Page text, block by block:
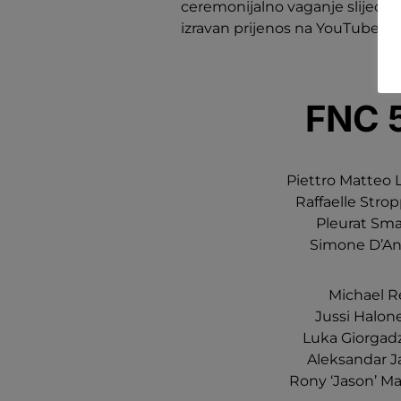
ceremonijalno vaganje slijedi
izravan prijenos na YouTube
FNC
Piettro Matteo
Raffaelle
Pleurat
Simone
Michael
Jussi
Luka
Aleksandar
Rony ‘Jason’